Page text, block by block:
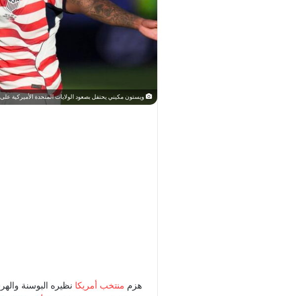
ويستون مكيني يحتفل بصعود الولايات المتحدة الأميركية على حساب
هزم منتخب أمريكا نظيره البوسنة والهرسك